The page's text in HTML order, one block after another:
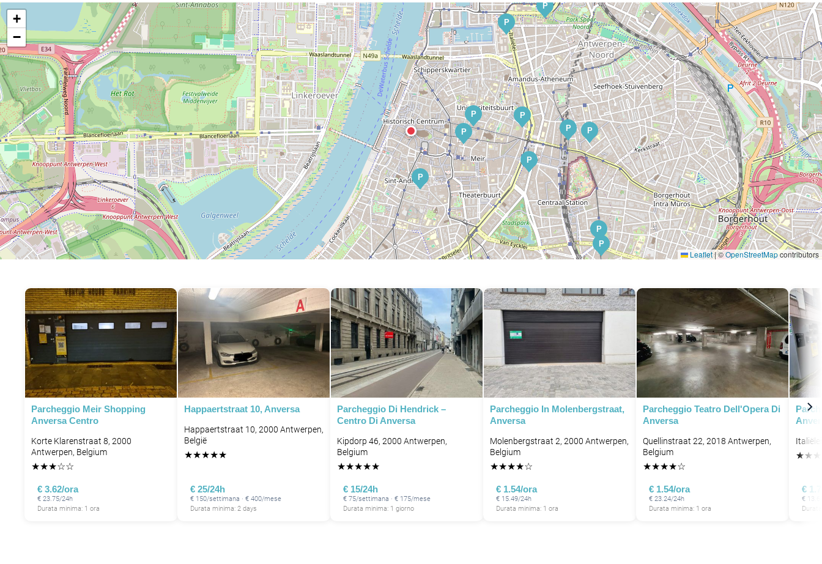
P
P
P P
P
P
P
P
P
P
P
P
P
+
−
Leaflet|©OpenStreetMapcontributors
Parcheggio Meir Shopping
Anversa Centro
Korte Klarenstraat 8, 2000
Antwerpen, Belgium
★★★☆☆
€ 3.62/ora
€ 23.75/24h
Durata minima: 1 ora
Happaertstraat 10, Anversa
Happaertstraat 10, 2000 Antwerpen,
België
★★★★★
€ 25/24h
€ 150/settimana · € 400/mese
Durata minima: 2 days
Parcheggio Di Hendrick –
Centro Di Anversa
Kipdorp 46, 2000 Antwerpen,
Belgium
★★★★★
€ 15/24h
€ 75/settimana · € 175/mese
Durata minima: 1 giorno
Parcheggio In Molenbergstraat,
Anversa
Molenbergstraat 2, 2000 Antwerpen,
Belgium
★★★★☆
€ 1.54/ora
€ 15.49/24h
Durata minima: 1 ora
Parcheggio Teatro Dell'Opera Di
Anversa
Quellinstraat 22, 2018 Antwerpen,
Belgium
★★★★☆
€ 1.54/ora
€ 23.24/24h
Durata minima: 1 ora
★★ ★
€
€